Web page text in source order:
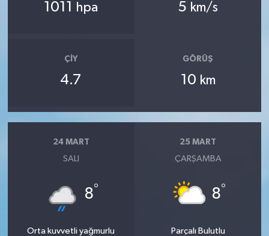
1011 hpa 5 km/s
ÇIY
4.7
GÖRÜŞ
10 km
24 MART
SALI
8°
Orta kuvvetli yağmurlu
25 MART
ÇARŞAMBA
8°
Parçalı Bulutlu